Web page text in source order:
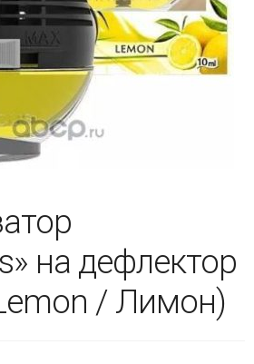
на дефлектор
/ Лимон)